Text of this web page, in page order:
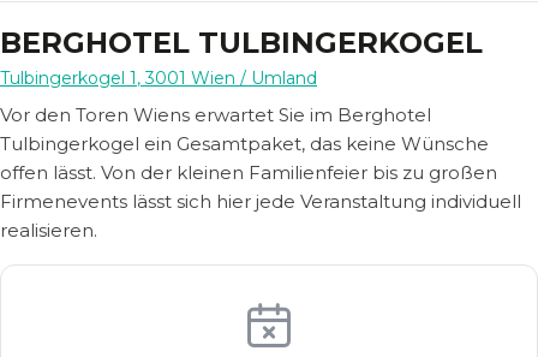
BERGHOTEL TULBINGERKOGEL
Tulbingerkogel 1,3001 Wien / Umland
Vor den Toren Wiens erwartet Sie im Berghotel
Tulbingerkogel ein Gesamtpaket, das keine Wünsche
offen lässt. Von der kleinen Familienfeier bis zu großen
Firmenevents lässt sich hier jede Veranstaltung individuell
realisieren.